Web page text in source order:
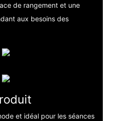
de rangement et une
aux besoins des
et idéal pour les séances